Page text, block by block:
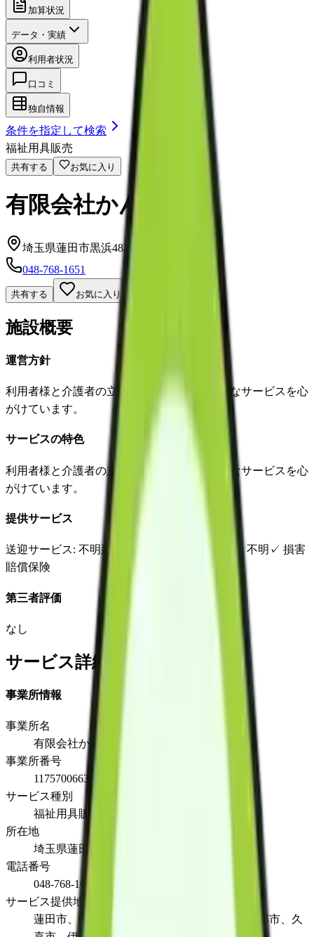
加算状況
データ・実績
利用者状況
口コミ
独自情報
条件を指定して検索
福祉用具販売
共有する お気に入り
有限会社かんざわ
埼玉県蓮田市黒浜4825
048-768-1651
共有する お気に入り
施設概要
運営方針
利用者様と介護者の立場になって丁寧、親切なサービスを心
がけています。
サービスの特色
利用者様と介護者の立場になって丁寧、親切なサービスを心
がけています。
提供サービス
送迎サービス: 不明延長サービス 自宅援助 : 不明 ✓ 損害
賠償保険
第三者評価
なし
サービス詳細
事業所情報
事業所名
有限会社かんざわ
事業所番号
1175700663
サービス種別
福祉用具販売
所在地
埼玉県蓮田市黒浜4825
電話番号
048-768-1651
サービス提供地域
蓮田市、白岡市、さいたま市、宮代町、春日部市、久